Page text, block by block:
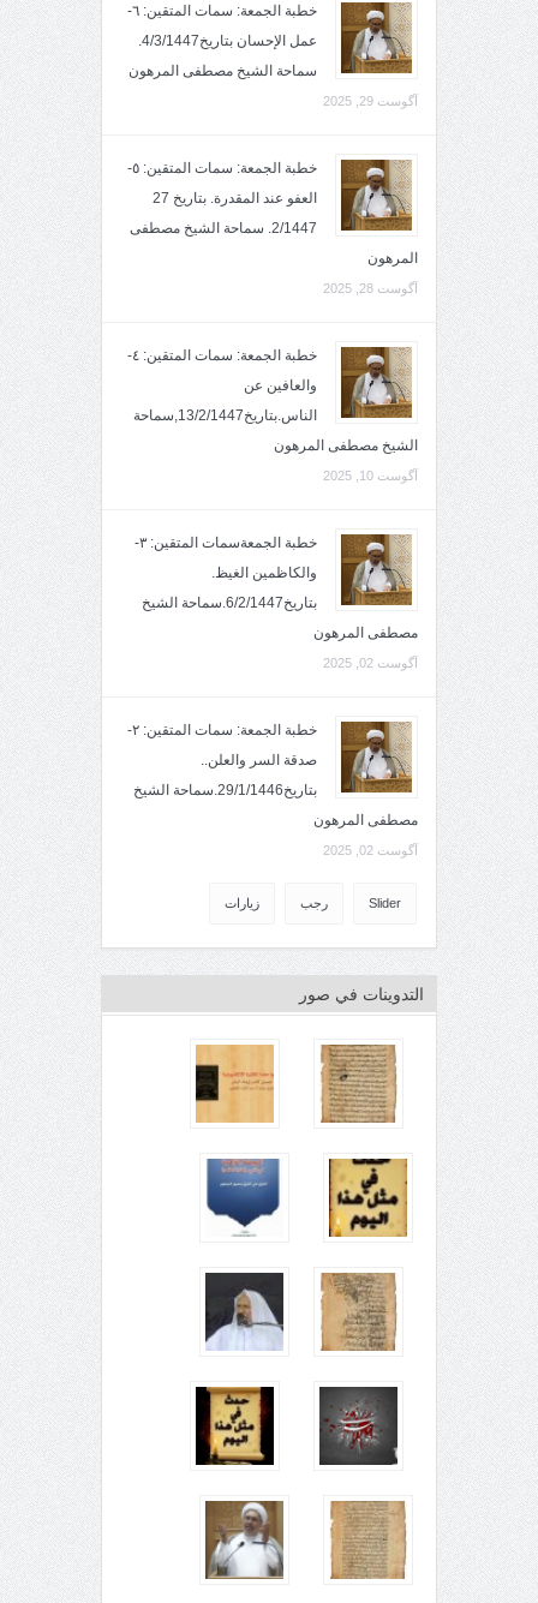
خطبة الجمعة: سمات المتقين: ٦-
عمل الإحسان بتاريخ4/3/1447.
سماحة الشيخ مصطفى المرهون
آگوست 29, 2025
خطبة الجمعة: سمات المتقين: ٥-
العفو عند المقدرة. بتاريخ 27
2/1447. سماحة الشيخ مصطفى
المرهون
آگوست 28, 2025
خطبة الجمعة: سمات المتقين: ٤-
والعافين عن
الناس.بتاريخ13/2/1447,سماحة
الشيخ مصطفى المرهون
آگوست 10, 2025
خطبة الجمعةسمات المتقين: ٣-
والكاظمين الغيظ.
بتاريخ6/2/1447.سماحة الشيخ
مصطفى المرهون
آگوست 02, 2025
خطبة الجمعة: سمات المتقين: ٢-
صدقة السر والعلن..
بتاريخ29/1/1446.سماحة الشيخ
مصطفى المرهون
آگوست 02, 2025
Slider رجب زيارات
التدوينات في صور